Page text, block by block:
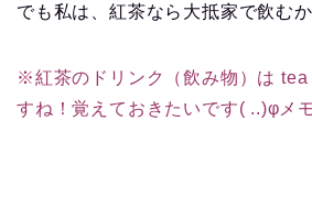
でも私は、紅茶なら大抵家で飲むか
※紅茶のドリンク（飲み物）は
すね！覚えておきたいです( ..)φメ